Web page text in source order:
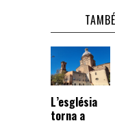
L’església
torna a